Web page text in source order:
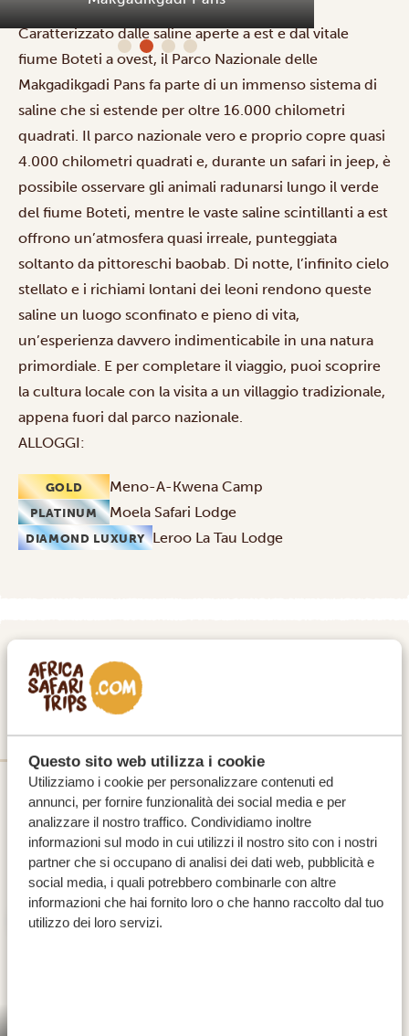
Questo sito web utilizza i cookie
Utilizziamo i cookie per personalizzare contenuti ed
annunci, per fornire funzionalità dei social media e per
analizzare il nostro traffico. Condividiamo inoltre
informazioni sul modo in cui utilizzi il nostro sito con i nostri
partner che si occupano di analisi dei dati web, pubblicità e
social media, i quali potrebbero combinarle con altre
informazioni che hai fornito loro o che hanno raccolto dal tuo
utilizzo dei loro servizi.
Caratterizzato dalle saline aperte a est e dal vitale
fiume Boteti a ovest, il Parco Nazionale delle
Makgadikgadi Pans fa parte di un immenso sistema di
saline che si estende per oltre 16.000 chilometri
quadrati. Il parco nazionale vero e proprio copre quasi
4.000 chilometri quadrati e, durante un safari in jeep, è
possibile osservare gli animali radunarsi lungo il verde
del fiume Boteti, mentre le vaste saline scintillanti a est
offrono un’atmosfera quasi irreale, punteggiata
soltanto da pittoreschi baobab. Di notte, l’infinito cielo
stellato e i richiami lontani dei leoni rendono queste
saline un luogo sconfinato e pieno di vita,
un’esperienza davvero indimenticabile in una natura
primordiale. E per completare il viaggio, puoi scoprire
la cultura locale con la visita a un villaggio tradizionale,
appena fuori dal parco nazionale.
ALLOGGI:
GOLD Meno-A-Kwena Camp
PLATINUM Moela Safari Lodge
DIAMOND LUXURY Leroo La Tau Lodge
GIORNO 2
NXAI PAN O UNA NOTTE SOTTO LE
STELLE?